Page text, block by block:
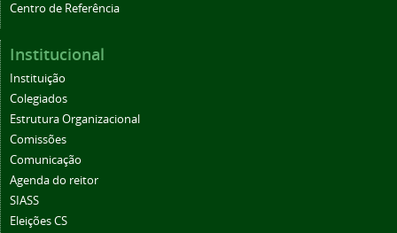
Centro de Referência
Institucional
Instituição
Colegiados
Estrutura Organizacional
Comissões
Comunicação
Agenda do reitor
SIASS
Eleições CS